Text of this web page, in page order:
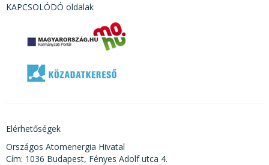
KAPCSOLÓDÓ oldalak
Elérhetőségek
Országos Atomenergia Hivatal
Cím: 1036 Budapest, Fényes Adolf utca 4.